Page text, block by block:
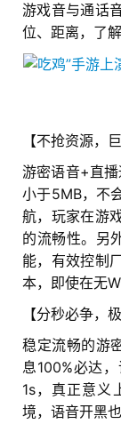
单
机
游
休
闲
游
戏
2
0
2
十
三
届
金
游戏音与通话
位、距离，了
【不抢资源，
游密语音+直
小于5MB，不
航，玩家在游
的流畅性。另
能，有效控制
本，即使在无
【分秒必争，
稳定流畅的游
息100%必达
1s，真正意义
境，语音开黑